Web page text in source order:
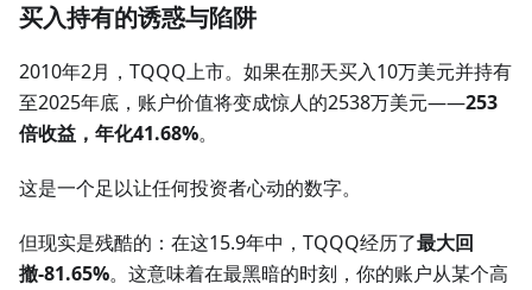
买入持有的诱惑与陷阱
2010年2月，TQQQ上市。如果在那天买入10万美元并持有
至2025年底，账户价值将变成惊人的2538万美元——253
倍收益，年化41.68%。
这是一个足以让任何投资者心动的数字。
但现实是残酷的：在这15.9年中，TQQQ经历了最大回
撤-81.65%。这意味着在最黑暗的时刻，你的账户从某个高